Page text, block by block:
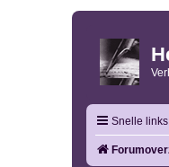
Snelle links